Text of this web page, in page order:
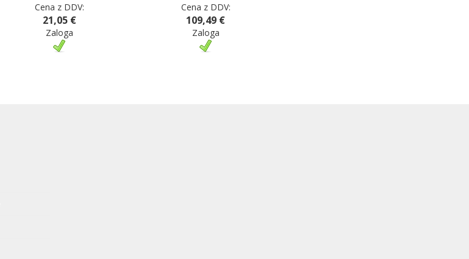
Cena z DDV:
21,05 €
Zaloga
Cena z DDV:
109,49 €
Zaloga